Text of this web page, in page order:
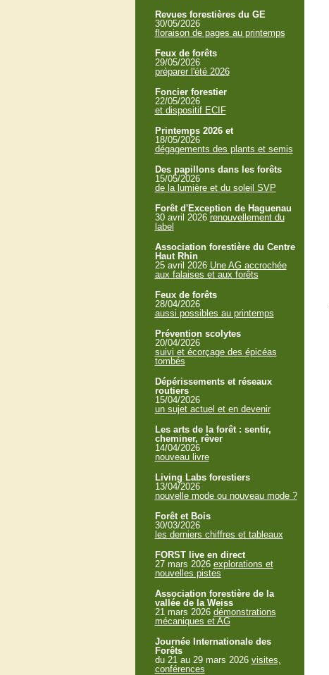
Revues forestières du GE
30/05/2026
floraison de pages au printemps
Feux de forêts
29/05/2026
préparer l'été 2026
Foncier forestier
22/05/2026
et dispositif ECIF
Printemps 2026 et
18/05/2026
dégagements des plants et semis
Des papillons dans les forêts
15/05/2026
de la lumière et du soleil SVP
Forêt d'Exception de Haguenau
30 avril 2026 renouvellement du
label
Association forestière du Centre
Haut Rhin
25 avril 2026 Une AG accrochée
aux falaises et aux forêts
Feux de forêts
28/04/2026
aussi possibles au printemps
Prévention scolytes
20/04/2026
suivi et écorçage des épicéas
tombés
Dépérissements et réseaux
routiers
15/04/2026
un sujet actuel et en devenir
Les arts de la forêt : sentir,
cheminer, rêver
14/04/2026
nouveau livre
Living Labs forestiers
13/04/2026
nouvelle mode ou nouveau mode ?
Forêt et Bois
30/03/2026
les derniers chiffres et tableaux
FORST live en direct
27 mars 2026 explorations et
nouvelles pistes
Association forestière de la
vallée de la Weiss
21 mars 2026 démonstrations
mécaniques et AG
Journée Internationale des
Forêts
du 21 au 29 mars 2026 visites,
conférences